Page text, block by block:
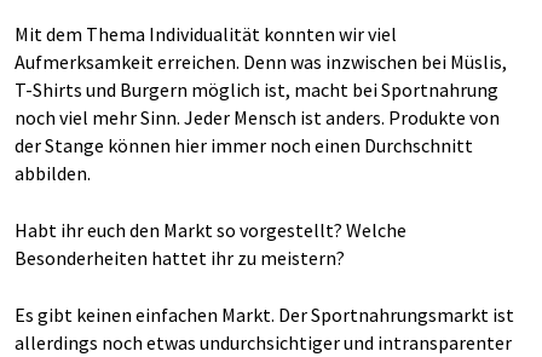
Mit dem Thema Individualität konnten wir viel
Aufmerksamkeit erreichen. Denn was inzwischen bei Müslis,
T-Shirts und Burgern möglich ist, macht bei Sportnahrung
noch viel mehr Sinn. Jeder Mensch ist anders. Produkte von
der Stange können hier immer noch einen Durchschnitt
abbilden.
Habt ihr euch den Markt so vorgestellt? Welche
Besonderheiten hattet ihr zu meistern?
Es gibt keinen einfachen Markt. Der Sportnahrungsmarkt ist
allerdings noch etwas undurchsichtiger und intransparenter